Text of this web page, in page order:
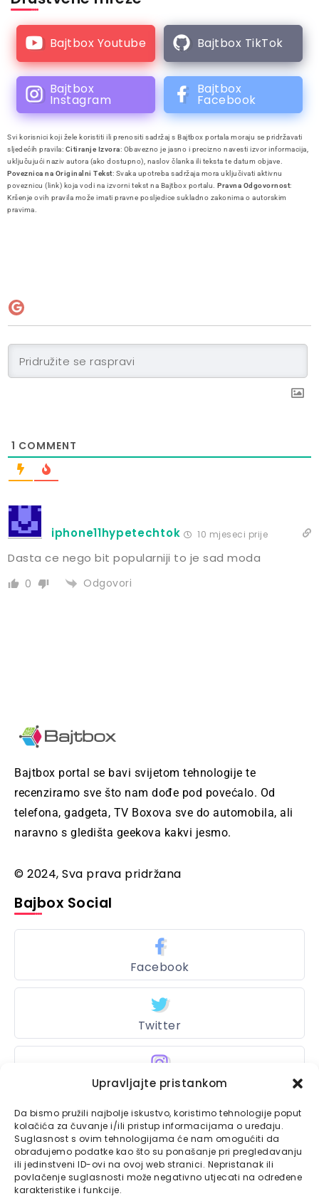
Upravljajte pristankom
Da bismo pružili najbolje iskustvo, koristimo tehnologije poput
kolačića za čuvanje i/ili pristup informacijama o uređaju.
Suglasnost s ovim tehnologijama će nam omogućiti da
obrađujemo podatke kao što su ponašanje pri pregledavanju
ili jedinstveni ID-ovi na ovoj web stranici. Nepristanak ili
povlačenje suglasnosti može negativno utjecati na određene
karakteristike i funkcije.
Bajtbox Youtube Bajtbox TikTok
Bajtbox
Instagram
Bajtbox
Facebook
Svi korisnici koji žele koristiti ili prenositi sadržaj s Bajtbox portala moraju se pridržavati
sljedećih pravila: Citiranje Izvora: Obavezno je jasno i precizno navesti izvor informacija,
uključujući naziv autora (ako dostupno), naslov članka ili teksta te datum objave.
Poveznica na Originalni Tekst: Svaka upotreba sadržaja mora uključivati aktivnu
poveznicu (link) koja vodi na izvorni tekst na Bajtbox portalu. Pravna Odgovornost:
Kršenje ovih pravila može imati pravne posljedice sukladno zakonima o autorskim
pravima.
1 COMMENT
iphone11hypetechtok 10 mjeseci prije
Dasta ce nego bit popularniji to je sad moda
0 Odgovori
Bajtbox portal se bavi svijetom tehnologije te
recenziramo sve što nam dođe pod povećalo. Od
telefona, gadgeta, TV Boxova sve do automobila, ali
naravno s gledišta geekova kakvi jesmo.
© 2024, Sva prava pridržana
Bajbox Social
Facebook
Twitter
Instagram
Bajtbox
Linkovi
Bajtbox koristi